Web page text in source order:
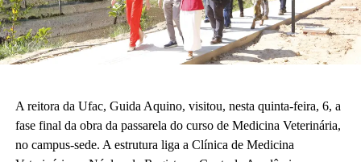
A reitora da Ufac, Guida Aquino, visitou, nesta quinta-feira, 6, a
fase final da obra da passarela do curso de Medicina Veterinária,
no campus-sede. A estrutura liga a Clínica de Medicina